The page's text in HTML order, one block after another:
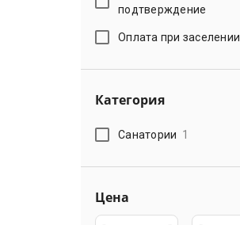
подтверждение
Оплата при заселении
Категория
Санатории 1
Цена